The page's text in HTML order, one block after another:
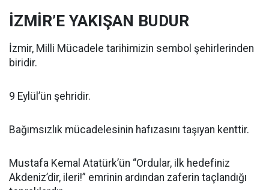
İZMİR’E YAKIŞAN BUDUR
İzmir, Milli Mücadele tarihimizin sembol şehirlerinden
biridir.
9 Eylül’ün şehridir.
Bağımsızlık mücadelesinin hafızasını taşıyan kenttir.
Mustafa Kemal Atatürk’ün “Ordular, ilk hedefiniz
Akdeniz’dir, ileri!” emrinin ardından zaferin taçlandığı